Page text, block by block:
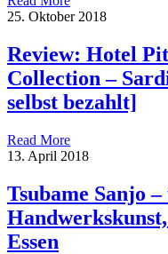
25. Oktober 2018
Review: Hotel
Collection –
selbst bezahlt]
Read More
13. April 2018
Tsubame Sanjo
Essen